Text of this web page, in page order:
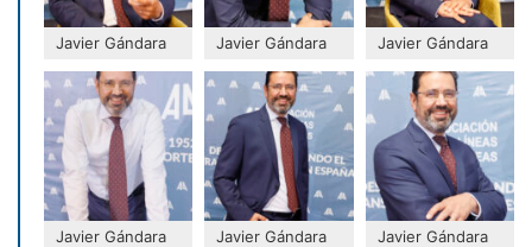
Javier Gándara Javier Gándara Javier Gándara
Javier Gándara Javier Gándara Javier Gándara